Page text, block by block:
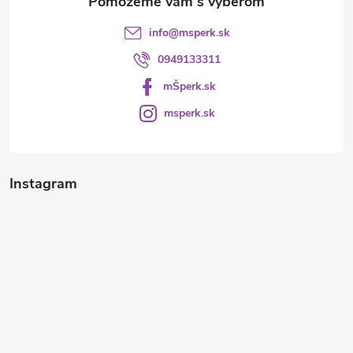
Instagram
info@msperk.sk
0949133311
mŠperk.sk
msperk.sk